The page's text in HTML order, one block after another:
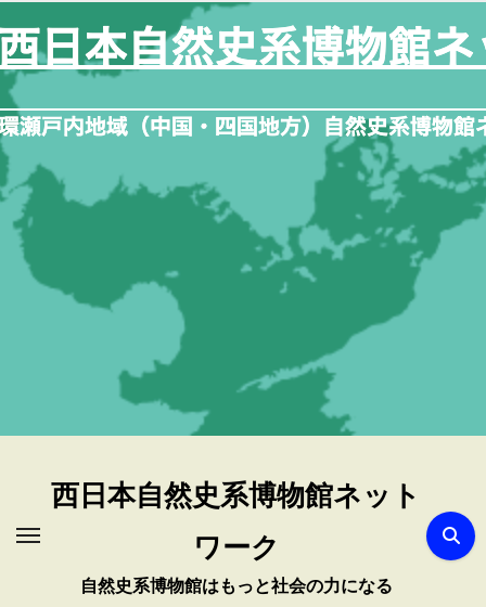
容
を
ス
キ
ッ
プ
西日本自然史系博物館ネット
ワーク
自然史系博物館はもっと社会の力になる